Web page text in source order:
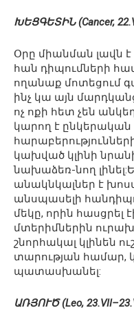
ԽԵՑԳԵՏԻՆ (Cancer,
Օրը միանման լավն
հան դիպումների
ողանաք մոտեցում
ինչ կա այն
ոչ ոքի հետ չեն
կարող է ընկերական
կախված կլինի
նախաձեռ-նող
անակնկալներ է
անսպասելի
մեկը, որին հասցրել
մտերիմներին
շնորհակալ կլինեն
տարության համար,
պատասխանել:
ԱՌՅՈՒԾ (Leo,